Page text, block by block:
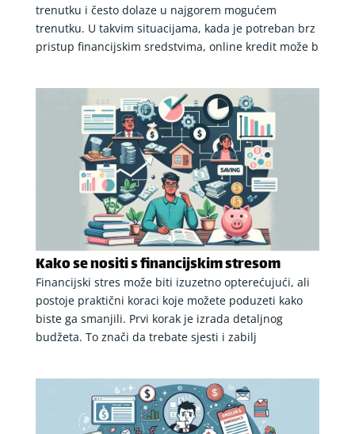
trenutku i često dolaze u najgorem mogućem
trenutku. U takvim situacijama, kada je potreban brz
pristup financijskim sredstvima, online kredit može b
Kako se nositi s financijskim stresom
Financijski stres može biti izuzetno opterećujući, ali
postoje praktični koraci koje možete poduzeti kako
biste ga smanjili. Prvi korak je izrada detaljnog
budžeta. To znači da trebate sjesti i zabilj